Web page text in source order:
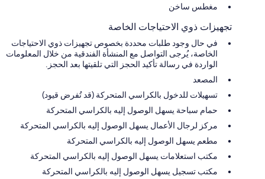
مغطس ساخن
تجهيزات ذوي الاحتياجات الخاصة
في حال وجود طلبات محددة بخصوص تجهيزات ذوي الاحتياجات
الخاصة، يُرجى التواصل مع المنشأة الفندقية من خلال المعلومات
الواردة في رسالة تأكيد الحجز التي تلقيتها بعد الحجز.
المصعد
تسهيلات للدخول بالكراسي المتحركة (قد تُفرض قيود)
حمام سباحة يسهل الوصول إليه بالكراسي المتحركة
مركز لرجال الأعمال يسهل الوصول إليه بالكراسي المتحركة
مطعم يسهل الوصول إليه بالكراسي المتحركة
مكتب استعلامات يسهل الوصول إليه بالكراسي المتحركة
مكتب تسجيل يسهل الوصول إليه بالكراسي المتحركة